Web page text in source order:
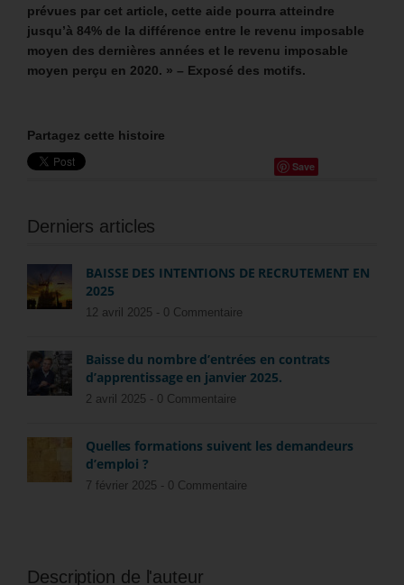
prévues par cet article, cette aide pourra atteindre
jusqu’à 84% de la différence entre le revenu imposable
moyen des dernières années et le revenu imposable
moyen perçu en 2020. » – Exposé des motifs.
Partagez cette histoire
Save
Derniers articles
BAISSE DES INTENTIONS DE RECRUTEMENT EN
2025
12 avril 2025 - 0 Commentaire
Baisse du nombre d’entrées en contrats
d’apprentissage en janvier 2025.
2 avril 2025 - 0 Commentaire
Quelles formations suivent les demandeurs
d’emploi ?
7 février 2025 - 0 Commentaire
Description de l'auteur